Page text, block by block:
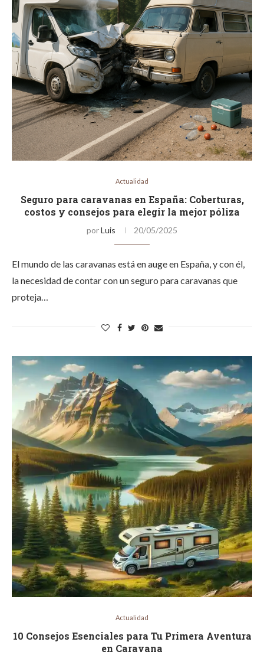
Actualidad
Seguro para caravanas en España: Coberturas,
costos y consejos para elegir la mejor póliza
porLuis 20/05/2025
El mundo de las caravanas está en auge en España, y con él,
la necesidad de contar con un seguro para caravanas que
proteja…
Actualidad
10 Consejos Esenciales para Tu Primera Aventura
en Caravana